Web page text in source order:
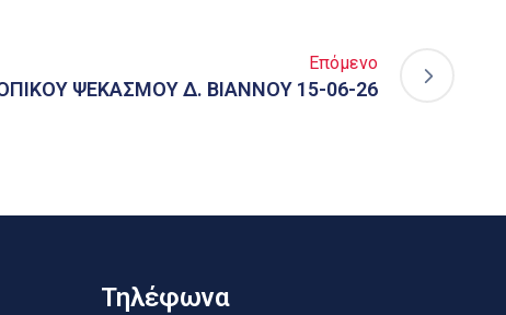
Επόμενο
ΨΕΚΑΣΜΟΥ Δ. ΒΙΑΝΝΟΥ 15-06-26
Τηλέφωνα